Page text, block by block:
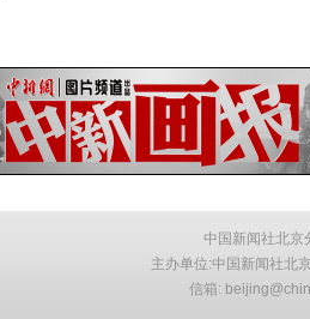
中国新闻社北京
主办单位:中国新闻社北
信箱: